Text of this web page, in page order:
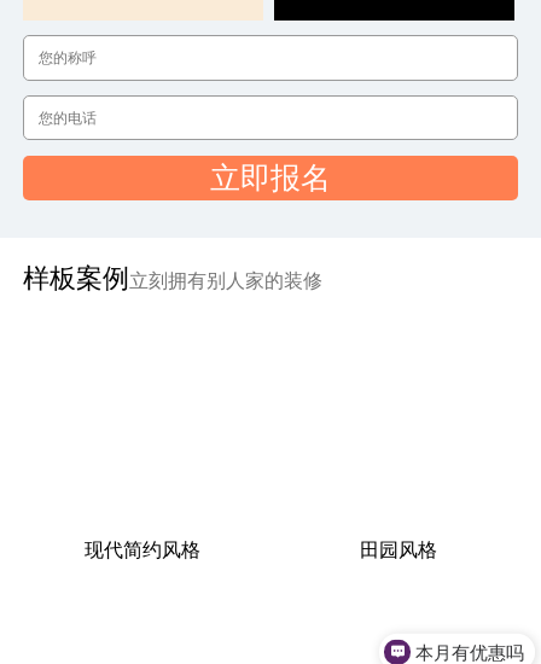
立即报名
样板案例 立刻拥有别人家的装修
现代简约风格 田园风格
本月有优惠吗